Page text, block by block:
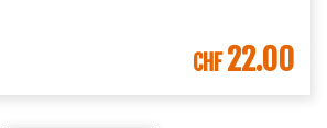
IN DEN WARENKORB
CHF22.00